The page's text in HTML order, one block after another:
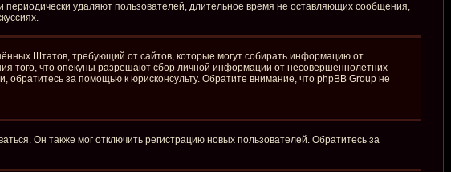
удаляют пользователей, длительное время не оставляющих сообщения,
Штатов, требующий от сайтов, которые могут собирать информацию от
того, что опекуны разрешают сбор личной информации от несовершеннолетних
за помощью к юрисконсульту. Обратите внимание, что phpBB Group не
Он также мог отключить регистрацию новых пользователей. Обратитесь за